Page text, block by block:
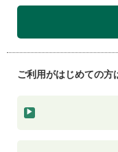
ご利用がはじめての方